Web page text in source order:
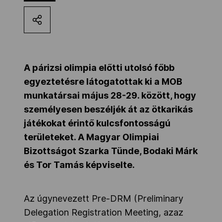
Kettőskarrier-program
Társszervezetek
OVEP
Adatbank
A párizsi olimpia előtti utolsó főbb
egyeztetésre látogatottak ki a MOB
munkatársai május 28-29. között, hogy
személyesen beszéljék át az ötkarikás
játékokat érintő kulcsfontosságú
területeket. A Magyar Olimpiai
Bizottságot Szarka Tünde, Bodaki Márk
és Tor Tamás képviselte.
Az úgynevezett Pre-DRM (Preliminary
Delegation Registration Meeting, azaz